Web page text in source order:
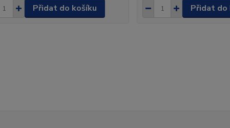
Přidat do košíku Přidat do